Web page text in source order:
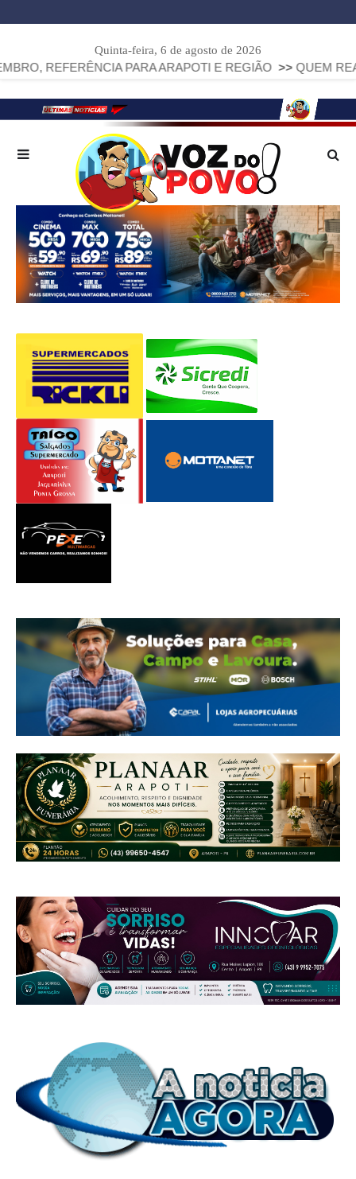
Quinta-feira, 6 de agosto de 2026
PARA ARAPOTI E REGIÃO >> QUEM REALMENTE